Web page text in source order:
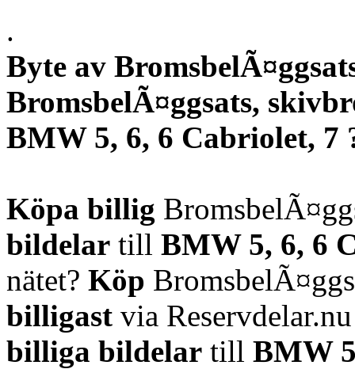
.
Byte av
BromsbelÃ¤ggsats,
BMW 5, 6, 6 Cabriolet, 7
Köpa billig
bildelar till BMW 5, 6, 6
nätet? Köp
billigast via
billiga bildelar till BMW